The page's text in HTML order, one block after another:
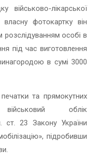
військово-лікарської
власну фотокартку він
особі в
під час виготовлення
в сумі 3000
та прямокутних
облік
ст. 23 Закону України
підробивши